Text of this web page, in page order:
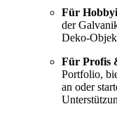
Für
der
Deko-
Für Profis
Portfolio,
an oder